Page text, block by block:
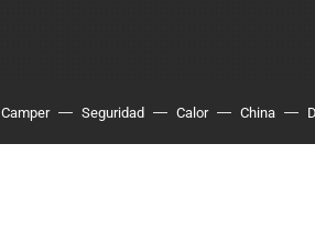
Camper Seguridad Calor China